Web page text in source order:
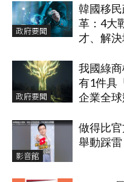
政府要聞
韓國移
革：4大
才、解
政府要聞
我國綠
有1件具
企業全
影音館
做得比
舉動踩